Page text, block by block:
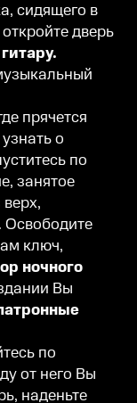
сидящего в
дверь
гитару.
прячется
о
по
занятое
Освободите
ключ,
ночного
Вы
по
от него Вы
наденьте